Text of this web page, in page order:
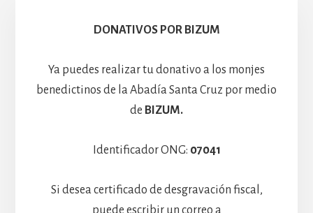
Hospedería
DONATIVOS POR BIZUM
Ya puedes realizar tu donativo a los monjes
benedictinos de la Abadía Santa Cruz por medio
de BIZUM.
Identificador ONG: 07041
Si desea certificado de desgravación fiscal,
puede escribir un correo a